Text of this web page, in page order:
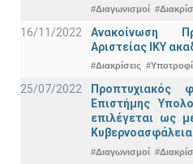
#Διαγωνισμοί
16/11/2022
Ανακοίνωση
Αριστείας ΙΚΥ
#Διακρίσεις
25/07/2022
Προπτυχιακός
Επιστήμης
επιλέγεται ως
#Διαγωνισμοί